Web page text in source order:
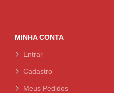
MINHA CONTA
Entrar
Cadastro
Meus Pedidos